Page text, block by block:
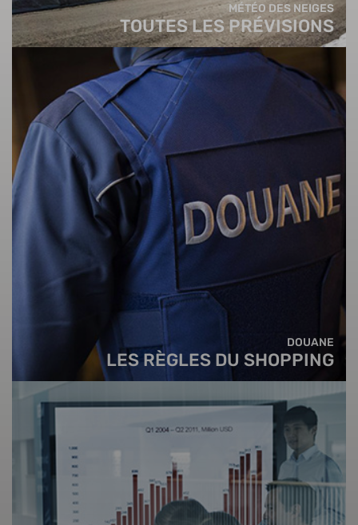
MÉTÉO DES NEIGES
TOUTES LES PRÉVISIONS
DOUANE
LES RÈGLES DU SHOPPING